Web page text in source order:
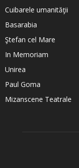
Cuibarele umanităţii
Basarabia
Ştefan cel Mare
In Memoriam
Unirea
Paul Goma
Mizanscene Teatrale